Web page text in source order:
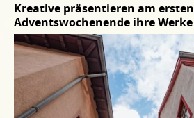
Kreative präsentieren am ersten
Adventswochenende ihre Werke